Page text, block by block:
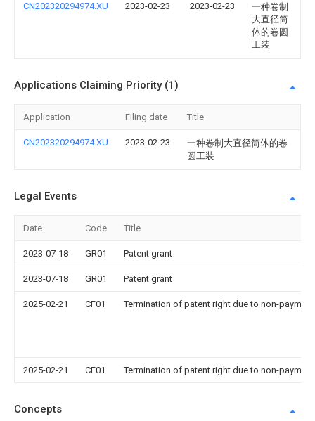
CN202320294974.XU 2023-02-23 2023-02-23
一种卷制
大直径筒
体的卷圆
工装
Applications Claiming Priority (1)
Application Filing date Title
CN202320294974.XU 2023-02-23
一种卷制大直径筒体的卷
圆工装
Legal Events
Date Code Title
2023-07-18 GR01 Patent grant
2023-07-18 GR01 Patent grant
2025-02-21 CF01 Termination of patent right due to non-
2025-02-21 CF01 Termination of patent right due to non-
Concepts